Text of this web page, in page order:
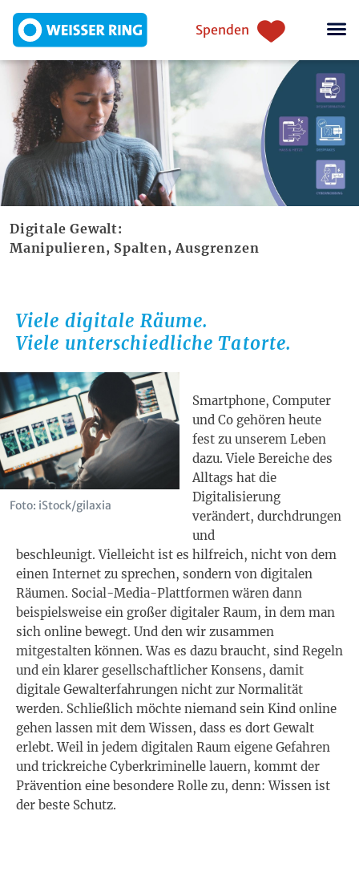
Spenden
Digitale Gewalt:
Manipulieren, Spalten, Ausgrenzen
Viele digitale Räume.
Viele unterschiedliche Tatorte.
Foto: iStock/gilaxia
Smartphone, Computer
und Co gehören heute
fest zu unserem Leben
dazu. Viele Bereiche des
Alltags hat die
Digitalisierung
verändert, durchdrungen
und
beschleunigt. Vielleicht ist es hilfreich, nicht von dem
einen Internet zu sprechen, sondern von digitalen
Räumen. Social-Media-Plattformen wären dann
beispielsweise ein großer digitaler Raum, in dem man
sich online bewegt. Und den wir zusammen
mitgestalten können. Was es dazu braucht, sind Regeln
und ein klarer gesellschaftlicher Konsens, damit
digitale Gewalterfahrungen nicht zur Normalität
werden. Schließlich möchte niemand sein Kind online
gehen lassen mit dem Wissen, dass es dort Gewalt
erlebt. Weil in jedem digitalen Raum eigene Gefahren
und trickreiche Cyberkriminelle lauern, kommt der
Prävention eine besondere Rolle zu, denn: Wissen ist
der beste Schutz.